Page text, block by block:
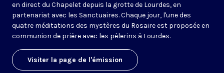
en direct du Chapelet depuis la grotte de Lourdes, en
partenariat avec les Sanctuaires. Chaque jour, l'une des
quatre méditations des mystères du Rosaire est proposée en
communion de prière avec les pèlerins à Lourdes.
Visiter la page de l'émission